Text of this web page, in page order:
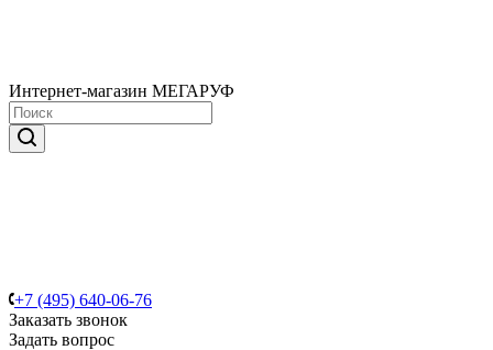
Интернет-магазин МЕГАРУФ
+7 (495) 640-06-76
Заказать звонок
Задать вопрос